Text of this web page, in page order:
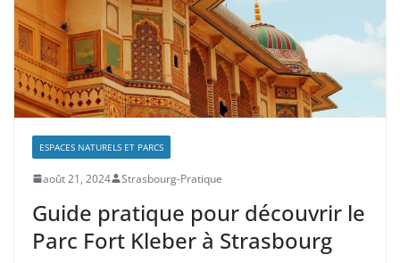
ESPACES NATURELS ET PARCS
août 21, 2024 Strasbourg-Pratique
Guide pratique pour découvrir le
Parc Fort Kleber à Strasbourg